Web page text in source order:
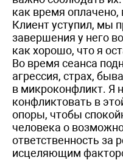
как время оплачено,
Клиент уступил, мы
завершения у него
как хорошо, что я
Во время сеанса
агрессия, страх,
в микроконфликт. Я
конфликтовать в
опоры, чтобы
человека о
ответственность за
исцеляющим